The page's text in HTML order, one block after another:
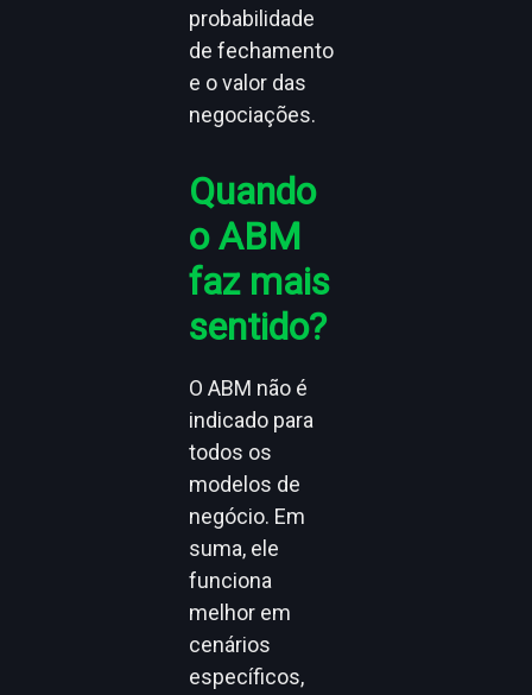
probabilidade
de fechamento
e o valor das
negociações.
Quando
o ABM
faz mais
sentido?
O ABM não é
indicado para
todos os
modelos de
negócio. Em
suma, ele
funciona
melhor em
cenários
específicos,